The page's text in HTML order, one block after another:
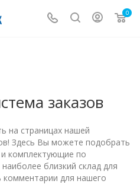
0
заказов
на страницах нашей
Здесь Вы можете подобрать
комплектующие по
близкий склад для
комментарии для нашего